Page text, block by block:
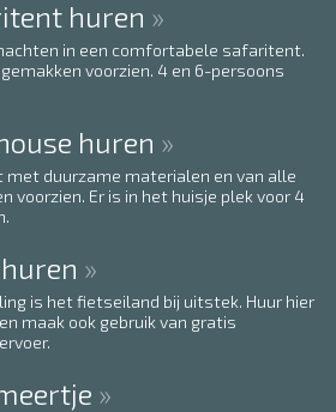
huren
in een comfortabele safaritent.
voorzien. 4 en 6-persoons
huren
met duurzame materialen en van alle
voorzien. Er is in het huisje plek voor 4
is het fietseiland bij uitstek. Huur hier
maak ook gebruik van gratis